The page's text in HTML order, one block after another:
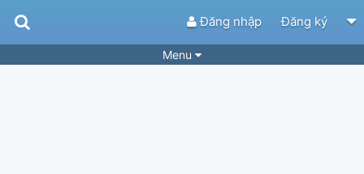
Đăng nhập Đăng ký
Menu